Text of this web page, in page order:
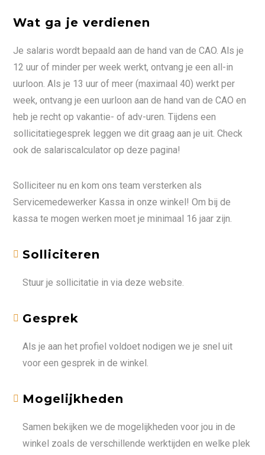
Wat ga je verdienen
Je salaris wordt bepaald aan de hand van de CAO. Als je
12 uur of minder per week werkt, ontvang je een all-in
uurloon. Als je 13 uur of meer (maximaal 40) werkt per
week, ontvang je een uurloon aan de hand van de CAO en
heb je recht op vakantie- of adv-uren. Tijdens een
sollicitatiegesprek leggen we dit graag aan je uit. Check
ook de salariscalculator op deze pagina!
Solliciteer nu en kom ons team versterken als
Servicemedewerker Kassa in onze winkel! Om bij de
kassa te mogen werken moet je minimaal 16 jaar zijn.
Solliciteren
Stuur je sollicitatie in via deze website.
Gesprek
Als je aan het profiel voldoet nodigen we je snel uit
voor een gesprek in de winkel.
Mogelijkheden
Samen bekijken we de mogelijkheden voor jou in de
winkel zoals de verschillende werktijden en welke plek